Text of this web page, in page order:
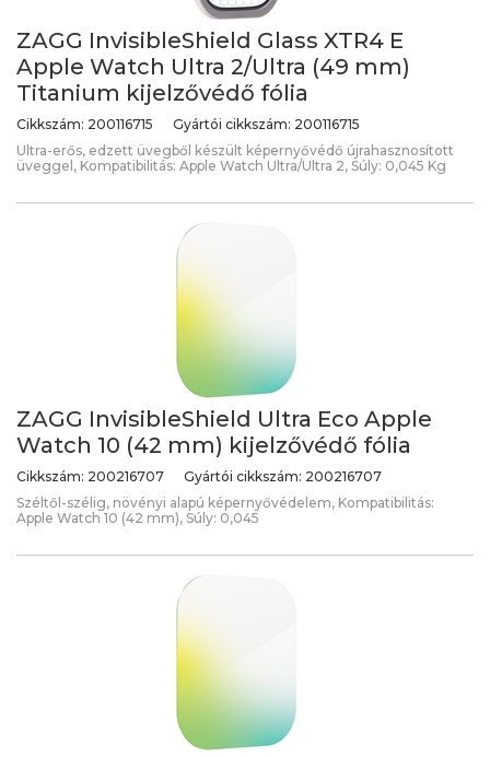
ZAGG InvisibleShield Glass XTR4 E
Apple Watch Ultra 2/Ultra (49 mm)
Titanium kijelzővédő fólia
Cikkszám: 200116715 Gyártói cikkszám: 200116715
Ultra-erős, edzett üvegből készült képernyővédő újrahasznosított
üveggel, Kompatibilitás: Apple Watch Ultra/Ultra 2, Súly: 0,045 Kg
ZAGG InvisibleShield Ultra Eco Apple
Watch 10 (42 mm) kijelzővédő fólia
Cikkszám: 200216707 Gyártói cikkszám: 200216707
Széltől-szélig, növényi alapú képernyővédelem, Kompatibilitás:
Apple Watch 10 (42 mm), Súly: 0,045